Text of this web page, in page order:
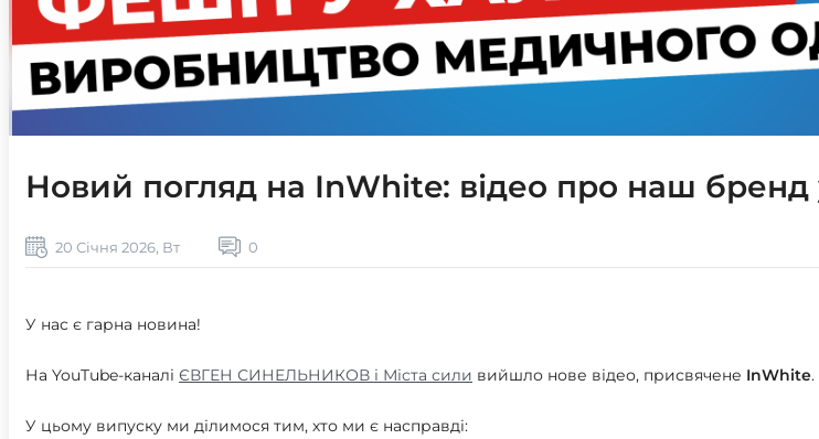
Новий погляд на InWhite: відео про наш бренд
20 Січня 2026, Вт 0
У нас є гарна новина!
На YouTube-каналі ЄВГЕН СИНЕЛЬНИКОВ і Міста сили вийшло нове відео, присвячене InWhite.
У цьому випуску ми ділимося тим, хто ми є насправді: